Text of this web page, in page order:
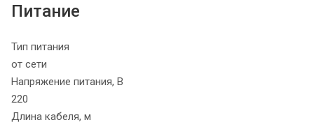
Питание
Тип питания
от сети
Напряжение питания, В
220
Длина кабеля, м